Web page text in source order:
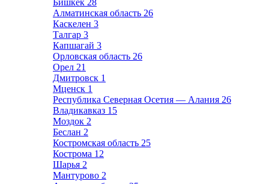
Бишкек 28
Алматинская область 26
Каскелен 3
Талгар 3
Капшагай 3
Орловская область 26
Орел 21
Дмитровск 1
Мценск 1
Республика Северная Осетия — Алания 26
Владикавказ 15
Моздок 2
Беслан 2
Костромская область 25
Кострома 12
Шарья 2
Мантурово 2